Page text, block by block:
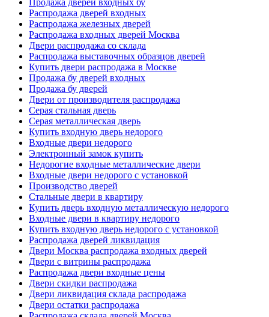
Распродажа дверей входных
Распродажа железных дверей
Распродажа входных дверей Москва
Двери распродажа со склада
Распродажа выставочных образцов дверей
Купить двери распродажа в Москве
Продажа бу дверей входных
Продажа бу дверей
Двери от производителя распродажа
Серая стальная дверь
Серая металлическая дверь
Купить входную дверь недорого
Входные двери недорого
Электронный замок купить
Недорогие входные металлические двери
Входные двери недорого с установкой
Производство дверей
Стальные двери в квартиру
Купить дверь входную металлическую недорого
Входные двери в квартиру недорого
Купить входную дверь недорого с установкой
Распродажа дверей ликвидация
Двери Москва распродажа входных дверей
Двери с витрины распродажа
Распродажа двери входные цены
Двери скидки распродажа
Двери ликвидация склада распродажа
Двери остатки распродажа